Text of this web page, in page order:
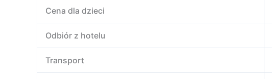
Cena dla dzieci
Odbiór z hotelu
Transport